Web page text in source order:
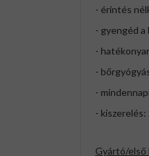
- érintés
- gyengéd a
-
-
-
- kiszerelés:
Gyártó/első